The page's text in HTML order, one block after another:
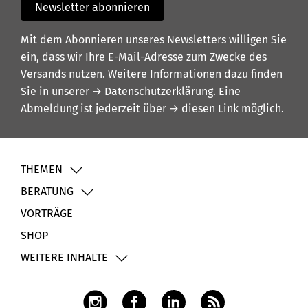
Newsletter abonnieren
Mit dem Abonnieren unseres Newsletters willigen Sie
ein, dass wir Ihre E-Mail-Adresse zum Zwecke des
Versands nutzen. Weitere Informationen dazu finden
Sie in unserer → Datenschutzerklärung. Eine
Abmeldung ist jederzeit über → diesen Link möglich.
THEMEN
BERATUNG
VORTRÄGE
SHOP
WEITERE INHALTE